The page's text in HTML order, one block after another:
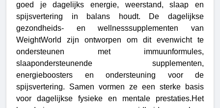
goed je dagelijks energie, weerstand, slaap en
spijsvertering in balans houdt. De dagelijkse
gezondheids- en wellnesssupplementen van
WeightWorld zijn ontworpen om dit evenwicht te
ondersteunen met immuunformules,
slaapondersteunende supplementen,
energieboosters en ondersteuning voor de
spijsvertering. Samen vormen ze een sterke basis
voor dagelijkse fysieke en mentale prestaties.Het